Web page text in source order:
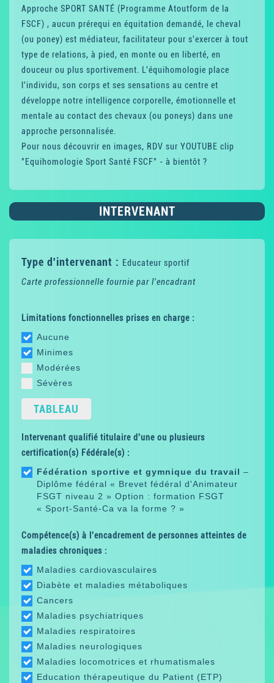
Approche SPORT SANTÉ (Programme Atoutform de la
FSCF) , aucun prérequi en équitation demandé, le cheval
(ou poney) est médiateur, facilitateur pour s'exercer à tout
type de relations, à pied, en monte ou en liberté, en
douceur ou plus sportivement. L'équihomologie place
l'individu, son corps et ses sensations au centre et
développe notre intelligence corporelle, émotionnelle et
mentale au contact des chevaux (ou poneys) dans une
approche personnalisée.
Pour nous découvrir en images, RDV sur YOUTUBE clip
"Equihomologie Sport Santé FSCF" - à bientôt ?
INTERVENANT
Type d'intervenant : Educateur sportif
Carte professionnelle fournie par l'encadrant
Limitations fonctionnelles prises en charge :
Aucune
Minimes
Modérées
Sévères
TABLEAU
Intervenant qualifié titulaire d'une ou plusieurs
certification(s) Fédérale(s) :
Fédération sportive et gymnique du travail –
Diplôme fédéral « Brevet fédéral d'Animateur
FSGT niveau 2 » Option : formation FSGT
« Sport-Santé-Ca va la forme ? »
Compétence(s) à l'encadrement de personnes atteintes de
maladies chroniques :
Maladies cardiovasculaires
Diabète et maladies métaboliques
Cancers
Maladies psychiatriques
Maladies respiratoires
Maladies neurologiques
Maladies locomotrices et rhumatismales
Education thérapeutique du Patient (ETP)